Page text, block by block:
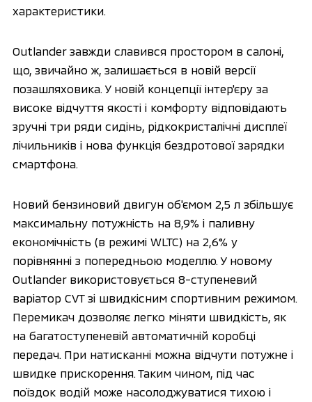
характеристики.
Outlander завжди славився простором в салоні,
що, звичайно ж, залишається в новій версії
позашляховика. У новій концепції інтер'єру за
високе відчуття якості і комфорту відповідають
зручні три ряди сидінь, рідкокристалічні дисплеї
лічильників і нова функція бездротової зарядки
смартфона.
Новий бензиновий двигун об'ємом 2,5 л збільшує
максимальну потужність на 8,9% і паливну
економічність (в режимі WLTC) на 2,6% у
порівнянні з попередньою моделлю. У новому
Outlander використовується 8-ступеневий
варіатор CVT зі швидкісним спортивним режимом.
Перемикач дозволяє легко міняти швидкість, як
на багатоступеневій автоматичній коробці
передач. При натисканні можна відчути потужне і
швидке прискорення. Таким чином, під час
поїздок водій може насолоджуватися тихою і